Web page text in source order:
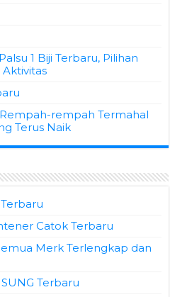
1 Biji Terbaru, Pilihan
rempah Termahal
Terus Naik
Catok Terbaru
Merk Terlengkap dan
Terbaru